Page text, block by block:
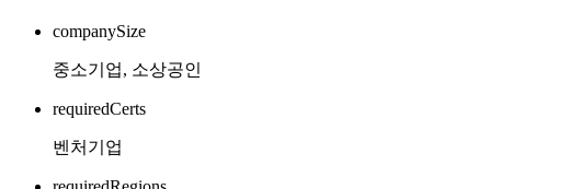
companySize
중소기업, 소상공인
requiredCerts
벤처기업